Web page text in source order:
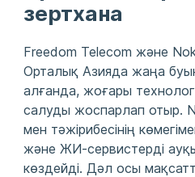
зертхана
Freedom Telecom және
Орталық Азияда жаңа
алғанда, жоғары
салуды жоспарлап отыр.
мен тәжірибесінің
және ЖИ-сервистерді
көздейді. Дәл осы